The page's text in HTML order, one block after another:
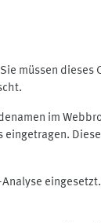
müssen
im